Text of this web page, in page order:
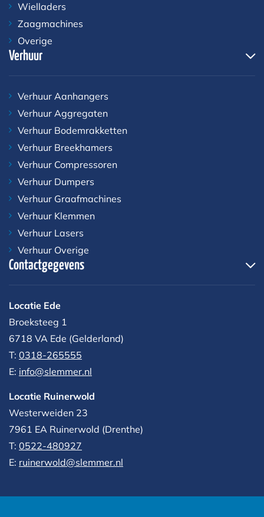
Wielladers
Zaagmachines
Overige
Verhuur
Verhuur Aanhangers
Verhuur Aggregaten
Verhuur Bodemrakketten
Verhuur Breekhamers
Verhuur Compressoren
Verhuur Dumpers
Verhuur Graafmachines
Verhuur Klemmen
Verhuur Lasers
Verhuur Overige
Contactgegevens
Locatie Ede
Broeksteeg 1
6718 VA Ede (Gelderland)
T: 0318-265555
E: info@slemmer.nl
Locatie Ruinerwold
Westerweiden 23
7961 EA Ruinerwold (Drenthe)
T: 0522-480927‬
E: ruinerwold@slemmer.nl